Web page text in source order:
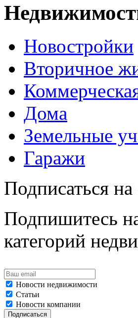
Новостройки
Вторичное
Дома
Земельные
Гаражи
Подписаться
Подпишитесь
категорий
Новости недвижимости
Статьи
Новости компании